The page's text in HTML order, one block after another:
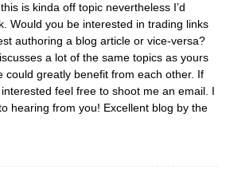
is kinda off topic nevertheless I’d
Would you be interested in trading links
authoring a blog article or vice-versa?
a lot of the same topics as yours
could greatly benefit from each other. If
feel free to shoot me an email. I
hearing from you! Excellent blog by the